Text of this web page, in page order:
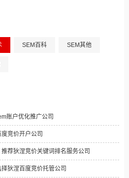
SEM百科 SEM其他
账户优化推广公司
竞价开户公司
荐狄涅竞价关键词排名服务公司
狄涅百度竞价托管公司